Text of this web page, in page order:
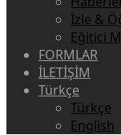
İzle &
Eğitici
FORMLAR
İLETİŞİM
Türkçe
Türkçe
English